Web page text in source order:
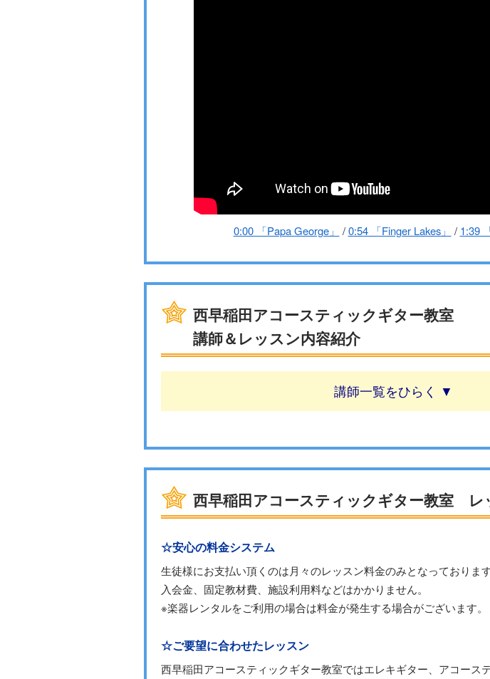
0:00 「Papa George」 /0:54 「Finger Lakes」 / 1:39
西早稲田アコースティックギター教室
講師＆レッスン内容紹介
講師一覧
西早稲田アコースティックギター教室 レ
☆安心の料金システム
生徒様にお支払い頂くのは月々のレッスン料金のみとなっております
入会金、固定教材費、施設利用料などはかかりません。
※楽器レンタルをご利用の場合は料金が発生する場合がございます。
☆ご要望に合わせたレッスン
西早稲田アコースティックギター教室ではエレキギター、アコース